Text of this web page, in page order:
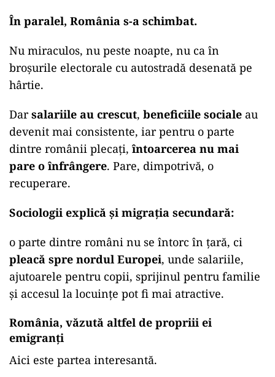
În paralel, România s-a schimbat.
Nu miraculos, nu peste noapte, nu ca în
broșurile electorale cu autostradă desenată pe
hârtie.
Darsalariile au crescut, beneficiile sociale au
devenit mai consistente, iar pentru o parte
dintre românii plecați, întoarcerea nu mai
pare o înfrângere. Pare, dimpotrivă, o
recuperare.
Sociologii explică și migrația secundară:
o parte dintre români nu se întorc în țară, ci
pleacă spre nordul Europei, unde salariile,
ajutoarele pentru copii, sprijinul pentru familie
și accesul la locuințe pot fi mai atractive.
România, văzută altfel de propriii ei
emigranți
Aici este partea interesantă.